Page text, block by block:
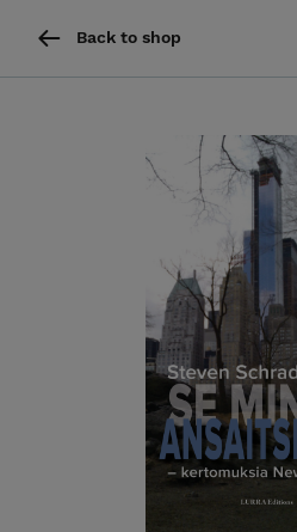
Back to shop